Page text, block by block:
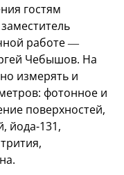
гостям
работе —
Чебышов. На
измерять и
фотонное и
поверхностей,
йода-131,